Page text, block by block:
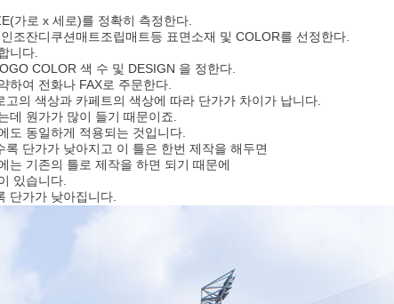
가로 x 세로)를 정확히 측정한다.
조잔디쿠션매트조립매트등 표면소재 및 COLOR를 선정한다.
니다.
COLOR 색 수 및 DESIGN 을 정한다.
하여 전화나 FAX로 주문한다.
고의 색상과 카페트의 색상에 따라 단가가 차이가 납니다.
데 원가가 많이 들기 때문이죠.
도 동일하게 적용되는 것입니다.
록 단가가 낮아지고 이 틀은 한번 제작을 해두면
는 기존의 틀로 제작을 하면 되기 때문에
있습니다.
단가가 낮아집니다.